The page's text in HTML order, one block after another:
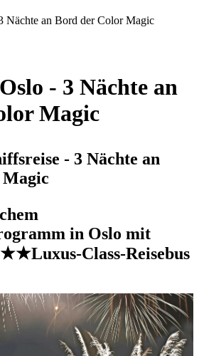
Nächte an Bord der Color Magic
- 3 Nächte an
Magic
- 3 Nächte an
in Oslo mit
Class-Reisebus